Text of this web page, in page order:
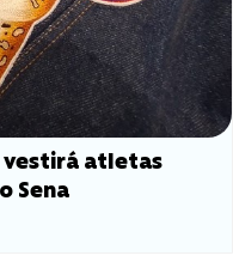
vestirá atletas
Sena